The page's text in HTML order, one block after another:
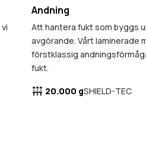
Andning
Att hantera fukt som byggs
avgörande. Vårt laminerade
förstklassig
fukt.
20.000 gSHIELD-TEC